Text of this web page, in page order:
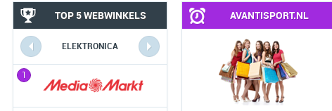
TOP 5 WEBWINKELS
COMPUTERS MOBIEL
1
AVANTISPORT.NL